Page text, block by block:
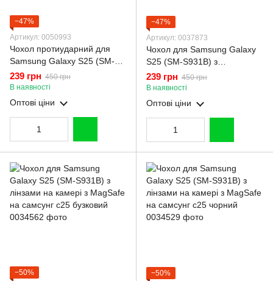
−47%
Артикул: 0050993
Чохол протиударний для
Samsung Galaxy S25 (SM-
S931B) з магнітною
пластиною зі шторкою на
камері зелений
239 грн 450 грн
В наявності
Оптові ціни
−47%
Артикул: 0037873
Чохол для Samsung Galaxy
S25 (SM-S931B) з
блискітками з метеликами на
самсунг с25 бузковий
239 грн 450 грн
В наявності
Оптові ціни
−50%
−50%